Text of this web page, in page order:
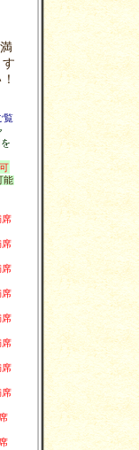
覧
能
席
席
席
席
席
席
席
席